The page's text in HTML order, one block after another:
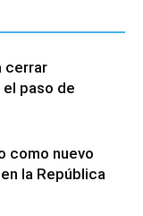
cerrar
paso de
como nuevo
la República